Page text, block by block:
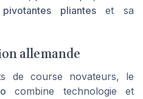
plianteset sa
allemande
de course novateurs, le
combine technologie et